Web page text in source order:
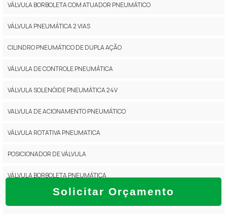
Solicitar Orçamento
VÁLVULA BORBOLETA COM ATUADOR PNEUMÁTICO
VÁLVULA PNEUMÁTICA 2 VIAS
CILINDRO PNEUMÁTICO DE DUPLA AÇÃO
VÁLVULA DE CONTROLE PNEUMÁTICA
VÁLVULA SOLENÓIDE PNEUMÁTICA 24V
VALVULA DE ACIONAMENTO PNEUMÁTICO
VÁLVULA ROTATIVA PNEUMATICA
POSICIONADOR DE VÁLVULA
VÁLVULA BORBOLETA PNEUMÁTICA
CILINDRO SIMPLES AÇÃO RETORNO POR MOLA